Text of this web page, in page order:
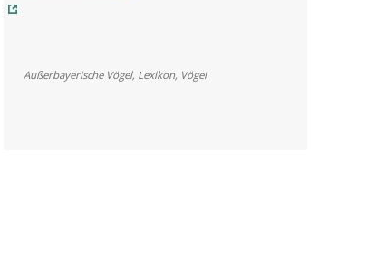
Außerbayerische Vögel, Lexikon, Vögel